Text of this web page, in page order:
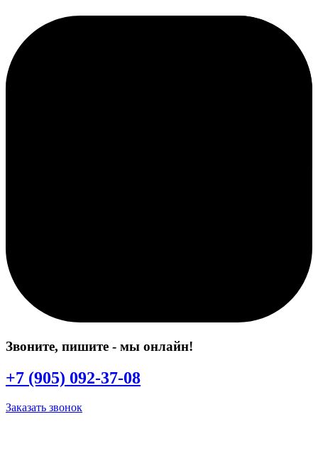
Звоните, пишите - мы онлайн!
+7 (905) 092-37-08
Заказать звонок